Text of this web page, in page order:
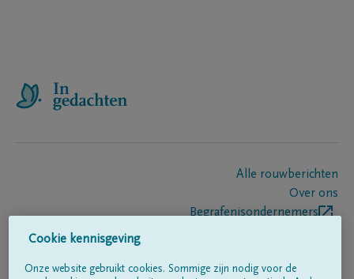
Alle rouwberichten
Over ons
Begrafenisondernemers
Cookie kennisgeving
Onze website gebruikt cookies. Sommige zijn nodig voor de